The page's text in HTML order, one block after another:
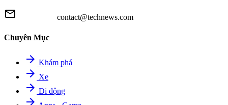
mail contact@technews.com
Chuyên Mục
arrow_forward Khám phá
arrow_forward Xe
arrow_forward Di động
arrow_forward